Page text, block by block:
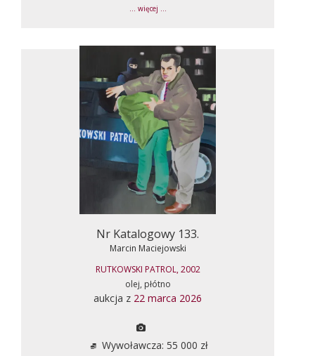
... więcej ...
Nr Katalogowy 133.
Marcin Maciejowski
RUTKOWSKI PATROL, 2002
olej, płótno
aukcja z 22 marca 2026
Wywoławcza: 55 000 zł